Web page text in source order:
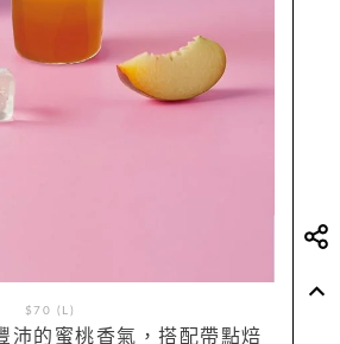
$70 (L)
沛的蜜桃香氣，搭配帶點焙